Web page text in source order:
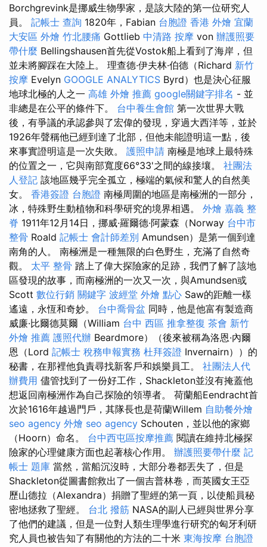
Borchgrevink是挪威生物學家，是該大陸的第一位研究人
員。 記帳士 查詢 1820年，Fabian 台胞證 香港 外燴 宜蘭
大安區 外燴 竹北腰痛 Gottlieb 中清路 按摩 von 辦護照要
帶什麼 Bellingshausen首先從Vostok船上看到了海岸，但
並未將腳踩在大陸上。 理查德·伊夫林·伯德（Richard 新竹
按摩 Evelyn GOOGLE ANALYTICS Byrd）也是決心征服
地球北極的人之一 高雄 外燴 推薦 google關鍵字排名 - 並
非總是在公平的條件下。 台中養生會館 第一次世界大戰
後，有爭議的承認參與了宏偉的發現，穿過大西洋等，並於
1926年聲稱他已經到達了北部，但他未能證明這一點，後
來事實證明這是一次失敗。 護照申請 南極是地球上最特殊
的位置之一，它與南部寬度66°33'之間的線接壤。 社團法
人登記 該地區幾乎完全孤立，極端的氣候和驚人的自然美
女。 香港簽證 台胞證 南極周圍的地區是南極洲的一部分，
冰，特殊野生動植物和科學研究的境界相遇。 外燴 嘉義 整
脊 1911年12月14日，挪威·羅爾德·阿蒙森（Norway 台中市
整骨 Roald 記帳士 會計師差別 Amundsen）是第一個到達
南角的人。 南極洲是一種無限的白色野生，充滿了自然奇
觀。 太平 整骨 踏上了偉大探險家的足跡，我們了解了該地
區發現的故事，而南極洲的一次又一次，與Amundsen或
Scott 數位行銷 關鍵字 波經堂 外燴 點心 Saw的距離一樣
遙遠，永恆和奇妙。 台中喬骨盆 同時，他是他富有製造商
威廉·比爾德莫爾（William 台中 西區 推拿整復 茶會 新竹
外燴 推薦 護照代辦 Beardmore）（後來被稱為洛恩·內爾
恩（Lord 記帳士 稅務申報實務 杜拜簽證 Invernairn））的
秘書，在那裡他負責尋找新客戶和娛樂員工。 社團法人代
辦費用 儘管找到了一份好工作，Shackleton並沒有掩蓋他
想返回南極洲作為自己探險的領導者。 荷蘭船Eendracht首
次於1616年越過門戶，其隊長也是荷蘭Willem 自助餐外燴
seo agency 外燴 seo agency Schouten，並以他的家鄉
（Hoorn）命名。 台中西屯區按摩推薦 閱讀在維持北極探
險家的心理健康方面也起著核心作用。 辦護照要帶什麼 記
帳士 題庫 當然，當船沉沒時，大部分卷都丟失了，但是
Shackleton從圖書館救出了一個吉普林卷，而英國女王亞
歷山德拉（Alexandra）捐贈了聖經的第一頁，以使船員秘
密地拯救了聖經。 台北 撥筋 NASA的副人已經與世界分享
了他們的建議，但是一位對人類生理學進行研究的匈牙利研
究人員也被告知了有關他的方法的二十米 東海按摩 台胞證